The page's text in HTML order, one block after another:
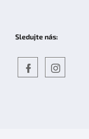
Sledujte nás: